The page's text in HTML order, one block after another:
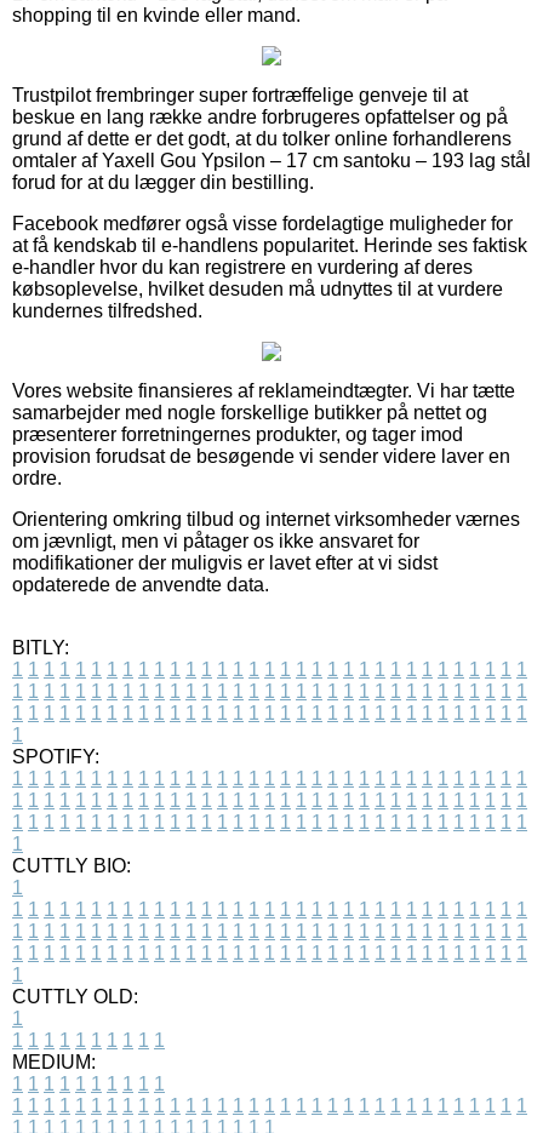
shopping til en kvinde eller mand.
Trustpilot frembringer super fortræffelige genveje til at
beskue en lang række andre forbrugeres opfattelser og på
grund af dette er det godt, at du tolker online forhandlerens
omtaler af Yaxell Gou Ypsilon – 17 cm santoku – 193 lag stål
forud for at du lægger din bestilling.
Facebook medfører også visse fordelagtige muligheder for
at få kendskab til e-handlens popularitet. Herinde ses faktisk
e-handler hvor du kan registrere en vurdering af deres
købsoplevelse, hvilket desuden må udnyttes til at vurdere
kundernes tilfredshed.
Vores website finansieres af reklameindtægter. Vi har tætte
samarbejder med nogle forskellige butikker på nettet og
præsenterer forretningernes produkter, og tager imod
provision forudsat de besøgende vi sender videre laver en
ordre.
Orientering omkring tilbud og internet virksomheder værnes
om jævnligt, men vi påtager os ikke ansvaret for
modifikationer der muligvis er lavet efter at vi sidst
opdaterede de anvendte data.
BITLY:
1 1 1 1 1 1 1 1 1 1 1 1 1 1 1 1 1 1 1 1 1 1 1 1 1 1 1 1 1 1 1 1 1
1 1 1 1 1 1 1 1 1 1 1 1 1 1 1 1 1 1 1 1 1 1 1 1 1 1 1 1 1 1 1 1 1
1 1 1 1 1 1 1 1 1 1 1 1 1 1 1 1 1 1 1 1 1 1 1 1 1 1 1 1 1 1 1 1 1
1
SPOTIFY:
1 1 1 1 1 1 1 1 1 1 1 1 1 1 1 1 1 1 1 1 1 1 1 1 1 1 1 1 1 1 1 1 1
1 1 1 1 1 1 1 1 1 1 1 1 1 1 1 1 1 1 1 1 1 1 1 1 1 1 1 1 1 1 1 1 1
1 1 1 1 1 1 1 1 1 1 1 1 1 1 1 1 1 1 1 1 1 1 1 1 1 1 1 1 1 1 1 1 1
1
CUTTLY BIO:
1
1 1 1 1 1 1 1 1 1 1 1 1 1 1 1 1 1 1 1 1 1 1 1 1 1 1 1 1 1 1 1 1 1
1 1 1 1 1 1 1 1 1 1 1 1 1 1 1 1 1 1 1 1 1 1 1 1 1 1 1 1 1 1 1 1 1
1 1 1 1 1 1 1 1 1 1 1 1 1 1 1 1 1 1 1 1 1 1 1 1 1 1 1 1 1 1 1 1 1
1
CUTTLY OLD:
1
1 1 1 1 1 1 1 1 1 1
MEDIUM:
1 1 1 1 1 1 1 1 1 1
1 1 1 1 1 1 1 1 1 1 1 1 1 1 1 1 1 1 1 1 1 1 1 1 1 1 1 1 1 1 1 1 1
1 1 1 1 1 1 1 1 1 1 1 1 1 1 1 1 1